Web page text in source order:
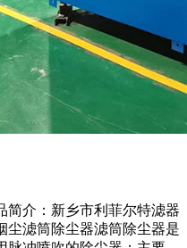
简介：新乡市利菲尔特滤器
尘滤筒除尘器滤筒除尘器是